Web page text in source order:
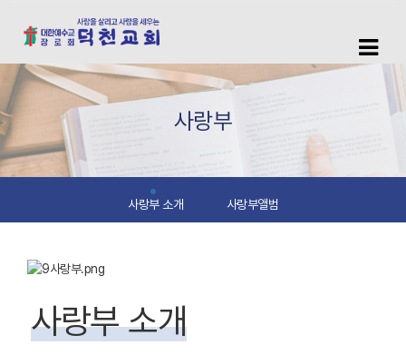
사랑부
사랑부 소개 사랑부앨범
사랑부 소개